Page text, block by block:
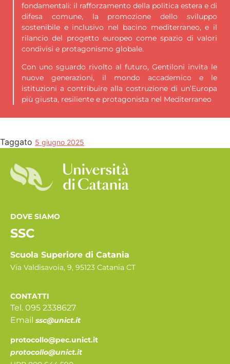
fondamentali: il rafforzamento della politica estera e di
difesa comune, la promozione dello sviluppo
sostenibile e inclusivo nel bacino mediterraneo, e il
rilancio del progetto europeo come spazio di valori
condivisi e protagonismo globale.
Con uno sguardo rivolto al futuro, Gentiloni invita le
nuove generazioni, il mondo accademico e le
istituzioni a contribuire alla costruzione di un’Europa
più giusta, resiliente e protagonista nel Mediterraneo
Taggato 5 giugno 2025
DOVE SIAMO
SSC
Scuola Superiore di Catania
Via Valdisavoia, 9, 95123 Catania CT
CONTATTI
Tel. 095 2338627
Email ssc@unict.it
protocollo@pec.unict.it
protocollo@unict.it